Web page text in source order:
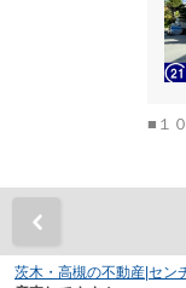
茨木・高槻の不動産|セン